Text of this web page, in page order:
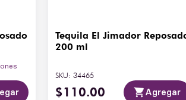
Tequila El Jimador
200 ml
SKU:34465
$110.00 Agregar